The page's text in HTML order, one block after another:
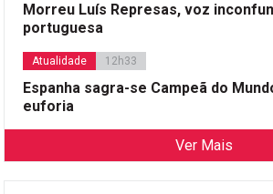
Morreu Luís Represas, voz
portuguesa
Atualidade 12h33
Espanha sagra-se Campeã do
euforia
Ver Mais